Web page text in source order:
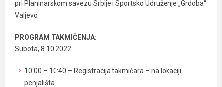
pri Planinarskom savezu Srbije i Sportsko Udruženje „Grdoba“
Valjevo
PROGRAM TAKMIČENJA:
Subota, 8.10.2022.
10:00 – 10:40 – Registracija takmičara – na lokaciji
penjališta